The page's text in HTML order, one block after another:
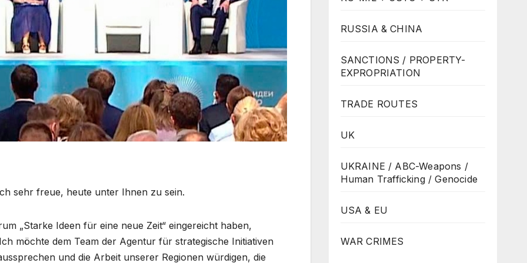
sehr freue, heute unter Ihnen zu sein.
„Starke Ideen für eine neue Zeit“ eingereicht haben,
möchte dem Team der Agentur für strategische Initiativen
und die Arbeit unserer Regionen würdigen, die
RUSSIA & CHINA
SANCTIONS / PROPERTY-
EXPROPRIATION
TRADE ROUTES
UK
UKRAINE / ABC-Weapons /
Human Trafficking / Genocide
USA & EU
WAR CRIMES